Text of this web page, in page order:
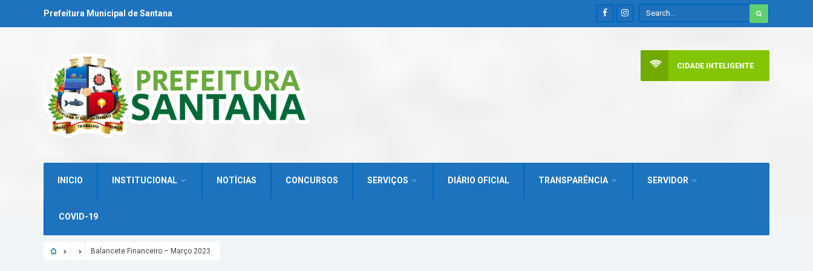
Prefeitura Municipal de Santana
INICIO INSTITUCIONAL NOTÍCIAS CONCURSOS SERVIÇOS DIÁRIO OFICIAL TRANSPARÊNCIA SERVIDOR
COVID-19
CIDADE INTELIGENTE
Balancete Financeiro – Março 2023